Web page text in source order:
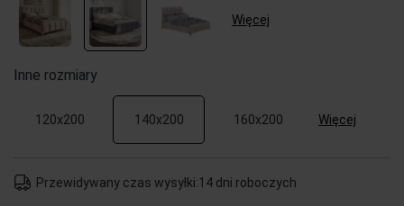
Więcej
Inne rozmiary
120x200 140x200 160x200 Więcej
Przewidywany czas wysyłki:14 dni roboczych